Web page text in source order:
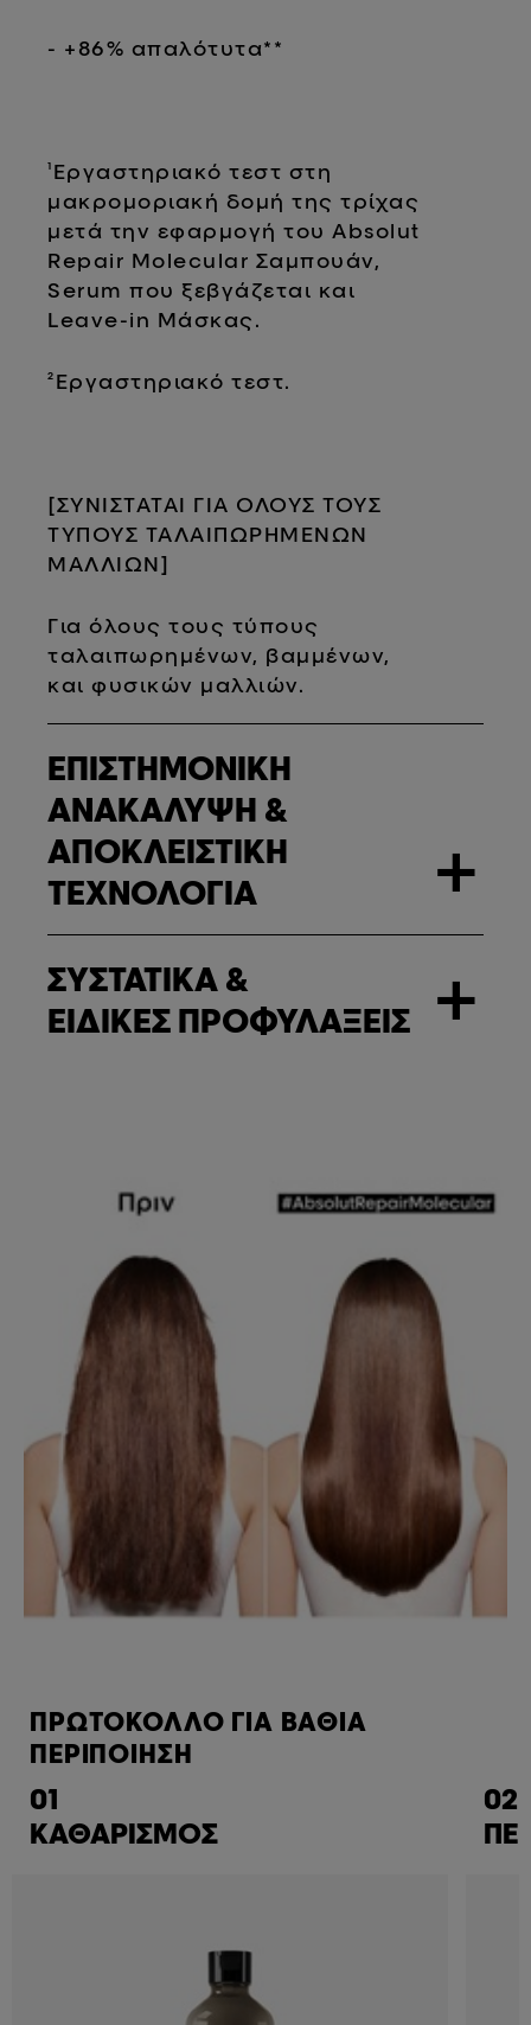
- +86% απαλότυτα**
¹Εργαστηριακό τεστ στη
μακρομοριακή δομή της τρίχας
μετά την εφαρμογή του Absolut
Repair Molecular Σαμπουάν,
Serumπου ξεβγάζεται και
Leave-in Μάσκας.
²Εργαστηριακό τεστ.
[ΣΥΝΙΣΤΑΤΑΙ ΓΙΑ ΟΛΟΥΣ ΤΟΥΣ
ΤΥΠΟΥΣ ΤΑΛΑΙΠΩΡΗΜΕΝΩΝ
ΜΑΛΛΙΩΝ]
Για όλους τους τύπους
ταλαιπωρημένων, βαμμένων,
και φυσικών μαλλιών.
ΕΠΙΣΤΗΜΟΝΙΚΗ
ΑΝΑΚΑΛΥΨΗ &
ΑΠΟΚΛΕΙΣΤΙΚΗ
ΤΕΧΝΟΛΟΓΙΑ
+
ΣΥΣΤΑΤΙΚΑ &
ΕΙΔΙΚΕΣ ΠΡΟΦΥΛΑΞΕΙΣ
+
ΠΡΩΤΟΚΟΛΛΟ ΓΙΑ ΒΑΘΙΑ
ΠΕΡΙΠΟΙΗΣΗ
01
ΚΑΘΑΡΙΣΜΟΣ
02